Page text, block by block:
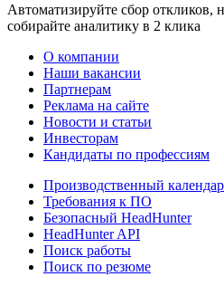
Автоматизируйте сбор откликов,
собирайте аналитику в 2 клика
О компании
Наши вакансии
Партнерам
Реклама на сайте
Новости и статьи
Инвесторам
Кандидаты по профессиям
Производственный
Требования к ПО
Безопасный HeadHunter
HeadHunter API
Поиск работы
Поиск по резюме